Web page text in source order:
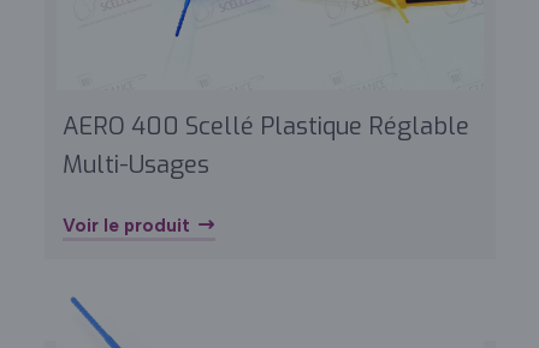
AERO 400 Scellé Plastique Réglable
Multi-Usages
Voir le produit